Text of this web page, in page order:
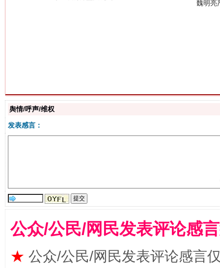
揭批美国五大"原罪"
舆情/呼声/维权
发表感言：
公众/公民/网民发表评论感
★ 公众/公民/网民发表评论感言